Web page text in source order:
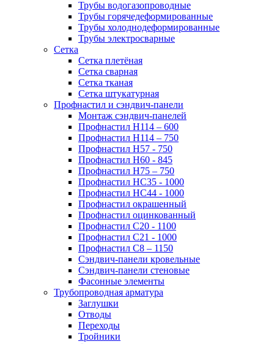
Трубы водогазопроводные
Трубы горячедеформированные
Трубы холоднодеформированные
Трубы электросварные
Сетка
Сетка плетёная
Сетка сварная
Сетка тканая
Сетка штукатурная
Профнастил и сэндвич-панели
Монтаж сэндвич-панелей
Профнастил Н114 – 600
Профнастил Н114 – 750
Профнастил Н57 - 750
Профнастил Н60 - 845
Профнастил Н75 – 750
Профнастил НС35 - 1000
Профнастил НС44 - 1000
Профнастил окрашенный
Профнастил оцинкованный
Профнастил С20 - 1100
Профнастил С21 - 1000
Профнастил С8 – 1150
Сэндвич-панели кровельные
Сэндвич-панели стеновые
Фасонные элементы
Трубопроводная арматура
Заглушки
Отводы
Переходы
Тройники